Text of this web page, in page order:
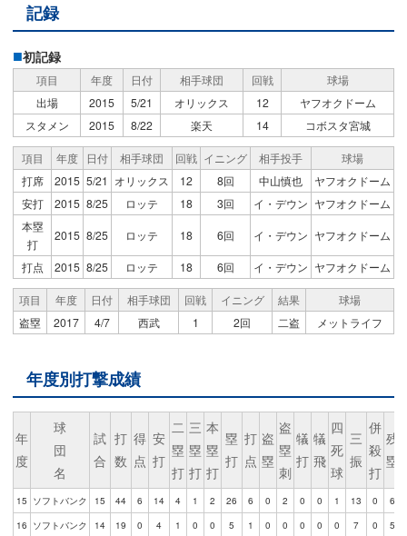
記録
初記録
項目 年度 日付 相手球団 回戦
球場
出場
2015 5/21 オリックス 12
ヤフオクドーム
スタメン
2015 8/22 楽天 14 コボスタ宮城
項目 年度 日付 相手球団 回戦 イニング 相手投手
球場
打席
2015 5/21 オリックス 12 8回 中山慎也
ヤフオクドーム
安打
2015 8/25 ロッテ 18 3回 イ・デウン ヤフオクドーム
本塁
打
2015 8/25 ロッテ 18 6回 イ・デウン ヤフオクドーム
打点 2015 8/25 ロッテ 18 6回 イ・デウン ヤフオクドーム
項目 年度 日付 相手球団 回戦 イニング 結果
球場
盗塁
2017 4/7 西武 1 2回 二盗 メットライフ
年度別打撃成績
年
度
球
団
名
試
合
打
数
得
点
安
打
二
塁
打
三
塁
打
本
塁
打
塁
打
打
点
盗
塁
盗
塁
刺
犠
打
犠
飛
四
死
球
三
振
併
殺
打
残
塁
15 ソフトバンク 15 44 6 14 4 1 2 26 6 0 2 0 0 1 13 0 6
16 ソフトバンク 14 19 0 4 1 0 0 5 1 0 0 0 0 0 7 0 5